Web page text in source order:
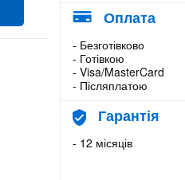
Оплата
- Безготівково
- Готівкою
- Visa/MasterCard
- Післяплатою
Гарантія
- 12 місяців